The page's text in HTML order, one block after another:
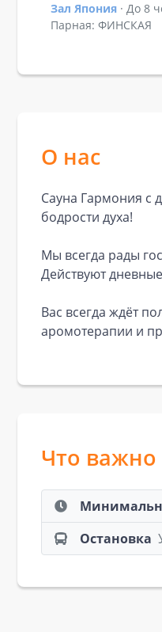
Зал Япония · До 8
Парная: ФИНСКАЯ
О нас
Сауна Гармония с
бодрости духа!
Мы всегда рады
Действуют
Вас всегда ждёт
аромотерапии и
Что
Остановка